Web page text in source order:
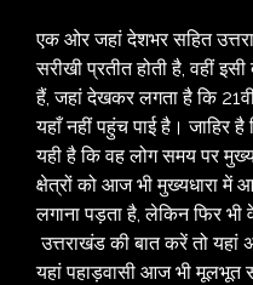
एक ओर जहां देशभर सहित
सरीखी प्रतीत होती है, वहीं
हैं, जहां देखकर लगता है कि
यहाँ नहीं पहुंच पाई है। जाहिर
यही है कि वह लोग समय पर
क्षेत्रों को आज भी मुख्यधारा में
लगाना पड़ता है, लेकिन फिर भी
उत्तराखंड की बात करें तो यहां
यहां पहाड़वासी आज भी